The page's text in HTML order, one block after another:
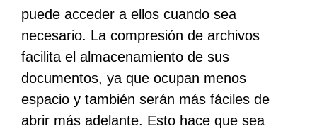
puede acceder a ellos cuando sea
necesario. La compresión de archivos
facilita el almacenamiento de sus
documentos, ya que ocupan menos
espacio y también serán más fáciles de
abrir más adelante. Esto hace que sea